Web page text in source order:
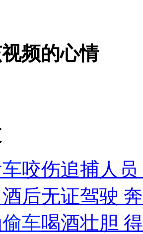
老人 痛下狠手拳打脚踢
频的心情
咬伤追捕人
后无证驾驶
偷车喝酒壮胆